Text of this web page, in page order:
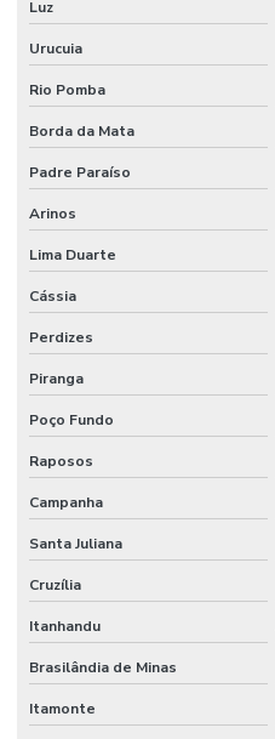
Luz
Urucuia
Rio Pomba
Borda da Mata
Padre Paraíso
Arinos
Lima Duarte
Cássia
Perdizes
Piranga
Poço Fundo
Raposos
Campanha
Santa Juliana
Cruzília
Itanhandu
Brasilândia de Minas
Itamonte